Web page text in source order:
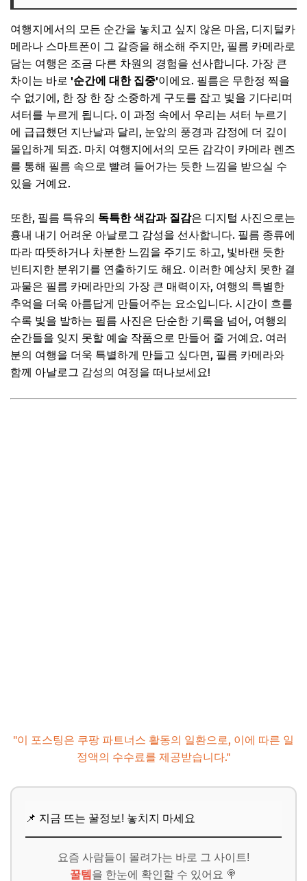
추가할인 코드 WRVE6
나에게 맞는 여행 필름 카메라 고르기
휴대성과 가성비를 생각한다면? 일회용 & 토이 카메라
진득한 결과물을 원한다면? 중고 SLR/RF 카메라
초보자를 위한 자동 필름 카메라
📌 지금 뜨는 꿀정보! 놓치지 마세요
추가할인 코드 WRVE6
여행의 분위기를 좌우하는 필름 선택 가이드
감성적인 분위기 연출! 흑백 필름 활용법
ISO 감도별 적합한 촬영 환경
필름 유효 기간 및 보관 시 유의사항
국내외 필름 구매처 및 할인 정보
📌 지금 뜨는 꿀정보! 놓치지 마세요
추가할인 코드 WRVE6
필름 카메라로 아름다운 여행 사진 찍는 팁
자연광을 최대한 활용하는 방법
믿을 수 있는 필름 현상소 선택 기준
📌 지금 뜨는 꿀정보! 놓치지 마세요
마무리: 필름 카메라로 남기는 평생의 추억
여행지에서의 모든 순간을 놓치고 싶지 않은 마음, 디지털카
메라나 스마트폰이 그 갈증을 해소해 주지만, 필름 카메라로
담는 여행은 조금 다른 차원의 경험을 선사합니다. 가장 큰
차이는 바로 '순간에 대한 집중'이에요. 필름은 무한정 찍을
수 없기에, 한 장 한 장 소중하게 구도를 잡고 빛을 기다리며
셔터를 누르게 됩니다. 이 과정 속에서 우리는 셔터 누르기
에 급급했던 지난날과 달리, 눈앞의 풍경과 감정에 더 깊이
몰입하게 되죠. 마치 여행지에서의 모든 감각이 카메라 렌즈
를 통해 필름 속으로 빨려 들어가는 듯한 느낌을 받으실 수
있을 거예요.
또한, 필름 특유의 독특한 색감과 질감은 디지털 사진으로는
흉내 내기 어려운 아날로그 감성을 선사합니다. 필름 종류에
따라 따뜻하거나 차분한 느낌을 주기도 하고, 빛바랜 듯한
빈티지한 분위기를 연출하기도 해요. 이러한 예상치 못한 결
과물은 필름 카메라만의 가장 큰 매력이자, 여행의 특별한
추억을 더욱 아름답게 만들어주는 요소입니다. 시간이 흐를
수록 빛을 발하는 필름 사진은 단순한 기록을 넘어, 여행의
순간들을 잊지 못할 예술 작품으로 만들어 줄 거예요. 여러
분의 여행을 더욱 특별하게 만들고 싶다면, 필름 카메라와
함께 아날로그 감성의 여정을 떠나보세요!
"이 포스팅은 쿠팡 파트너스 활동의 일환으로, 이에 따른 일
정액의 수수료를 제공받습니다."
📌 지금 뜨는 꿀정보! 놓치지 마세요
요즘 사람들이 몰려가는 바로 그 사이트!
꿀템 을 한눈에 확인할 수 있어요 🍭